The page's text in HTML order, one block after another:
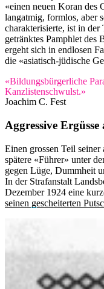
«einen neuen Koran des
langatmig, formlos, aber
charakterisierte, ist in der
getränktes Pamphlet
ergeht sich in endlosen
die «asiatisch-jüdische
«Bildungsbürgerliche
Kanzlistenschwulst.»
Joachim C. Fest
Aggressive
Einen grossen Teil
spätere «Führer» unter
gegen Lüge, Dummheit
In der Strafanstalt
Dezember 1924 eine
seinen gescheiterten